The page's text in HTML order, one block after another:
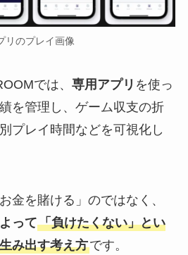
リのプレイ画像
では、 専用アプリ を使っ
を管理し、ゲーム収支の折
プレイ時間などを可視化し
金を賭ける」のではなく、
って「負けたくない」とい
み出す考え方です。